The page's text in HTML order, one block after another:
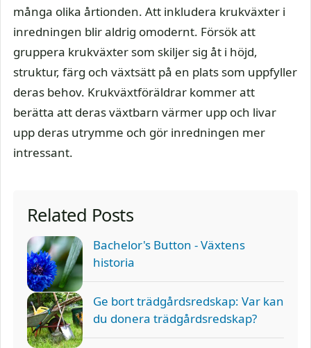
många olika årtionden. Att inkludera krukväxter i
inredningen blir aldrig omodernt. Försök att
gruppera krukväxter som skiljer sig åt i höjd,
struktur, färg och växtsätt på en plats som uppfyller
deras behov. Krukväxtföräldrar kommer att
berätta att deras växtbarn värmer upp och livar
upp deras utrymme och gör inredningen mer
intressant.
Related Posts
Bachelor's Button - Växtens
historia
Ge bort trädgårdsredskap: Var kan
du donera trädgårdsredskap?